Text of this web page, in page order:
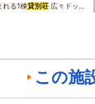
れる1棟貸別荘 広々ドッ…
この施